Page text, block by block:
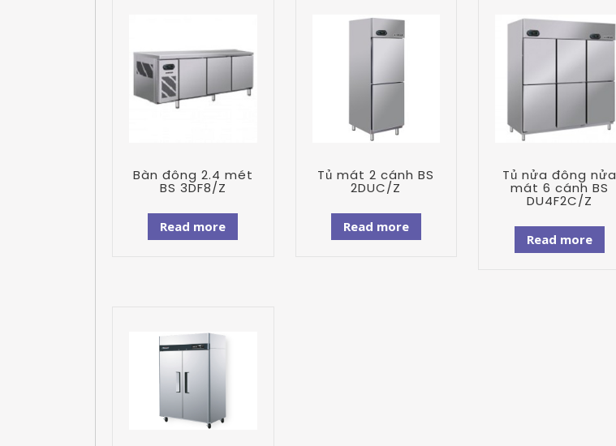
Bàn đông 2.4 mét
BS 3DF8/Z
Read more
Tủ mát 2 cánh BS
2DUC/Z
Read more
Tủ nửa đông nửa
mát 6 cánh BS
DU4F2C/Z
Read more